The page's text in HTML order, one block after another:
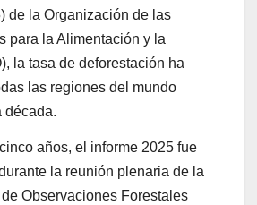
de la Organización de las
para la Alimentación y la
la tasa de deforestación ha
las regiones del mundo
década.
años, el informe 2025 fue
la reunión plenaria de la
Observaciones Forestales